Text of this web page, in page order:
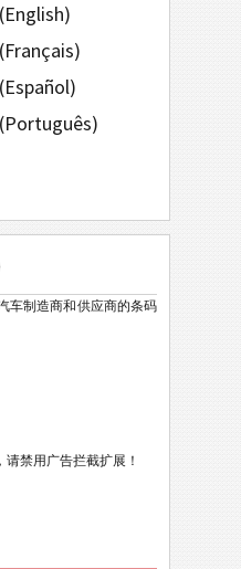
汽车制造商和供应商的条码
禁用广告拦截扩展！